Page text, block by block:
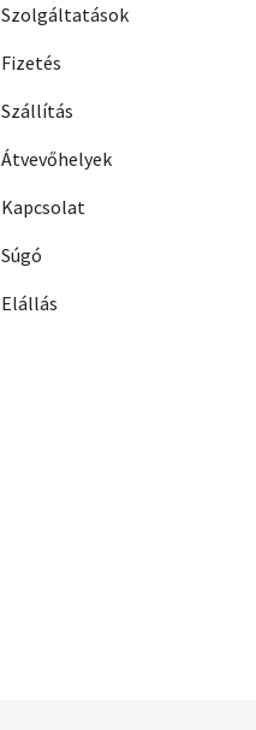
Szolgáltatások
Fizetés
Szállítás
Átvevőhelyek
Kapcsolat
Súgó
Elállás